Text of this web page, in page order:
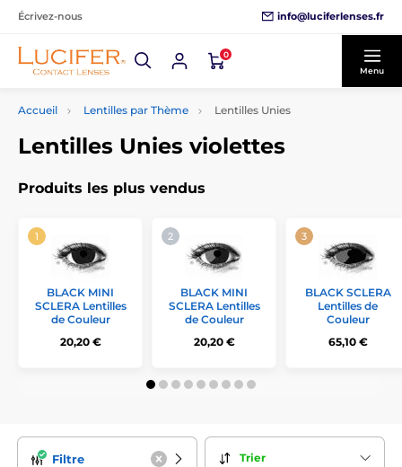
Écrivez-nous info@luciferlenses.fr
0
Menu
Accueil Lentilles par Thème Lentilles Unies
Lentilles Unies violettes
Produits les plus vendus
BLACK MINI
SCLERA Lentilles
de Couleur
20,20 €
BLACK MINI
SCLERA Lentilles
de Couleur
20,20 €
BLACK SCLERA
Lentilles de
Couleur
65,10 €
Filtre Trier